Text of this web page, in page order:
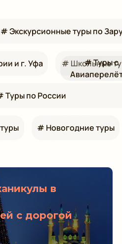
и г. Уфа
# Новогодние туры
# Школьные
# Туры с
# Экскурсионные туры по
Туры по России
в
с дорогой